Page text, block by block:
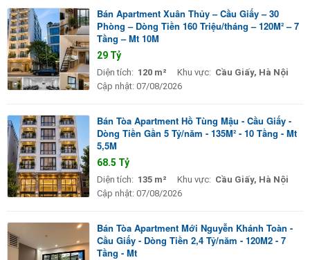
Bán Apartment Xuân Thủy – Cầu Giấy – 30
Phòng – Dòng Tiền 160 Triệu/tháng – 120M² – 7
Tầng – Mt 10M
29 Tỷ
Diện tích: 120 m² Khu vực: Cầu Giấy, Hà Nội
Cập nhật: 07/08/2026
Bán Tòa Apartment Hồ Tùng Mậu - Cầu Giấy -
Dòng Tiền Gần 5 Tỷ/năm - 135M² - 10 Tầng - Mt
5,5M
68.5 Tỷ
Diện tích: 135 m² Khu vực: Cầu Giấy, Hà Nội
Cập nhật: 07/08/2026
Bán Tòa Apartment Mới Nguyễn Khánh Toàn -
Cầu Giấy - Dòng Tiền 2,4 Tỷ/năm - 120M2 - 7
Tầng - Mt